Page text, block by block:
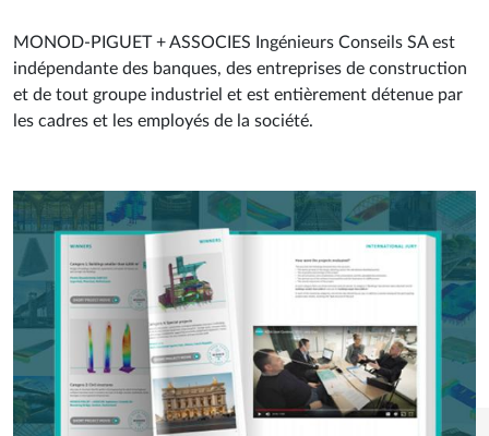
MONOD-PIGUET + ASSOCIES Ingénieurs Conseils SA est
indépendante des banques, des entreprises de construction
et de tout groupe industriel et est entièrement détenue par
les cadres et les employés de la société.